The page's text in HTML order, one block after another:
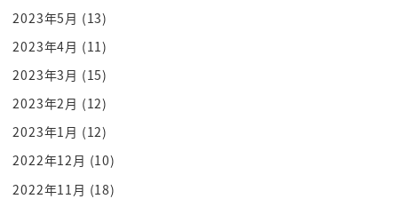
教えちゃいけないやつなんですけど
シークレットリカバリーフレーズで
チェックできるんで教えてもらう聞いても
いいですかあそうなんですね
秘密会議は言えないけどシークレット
リカバリーフレーズだけ全部言いますね
はいアウトということですよね
これは怖いですよ何がなんだか分かって
2023年5月 (13)
2023年4月 (11)
2023年3月 (15)
2023年2月 (12)
2023年1月 (12)
2022年12月 (10)
2022年11月 (18)